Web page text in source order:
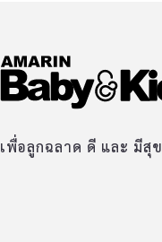
เพื่อลูกฉลาด ดี และ มีสุข